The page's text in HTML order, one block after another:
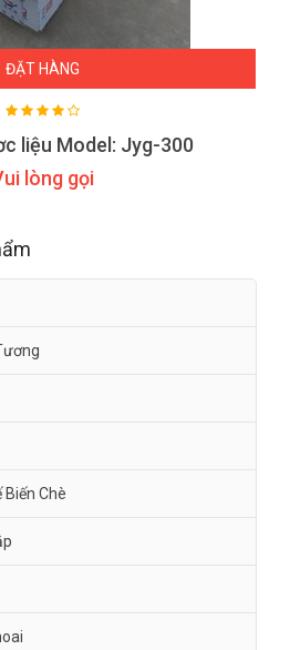
ĐẶT HÀNG
liệu Model: Jyg-300
lòng gọi
Biến Chè